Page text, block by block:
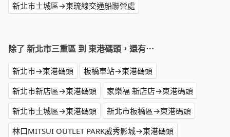
新北市土城區→東琉線交通船聯營處
除了 新北市三重區 到 東港碼頭，還有⋯
新北市→東港碼頭
板橋車站→東港碼頭
新北市新店區→東港碼頭
家樂福 新店店→東港碼頭
新北市土城區→東港碼頭
新北市板橋區→東港碼頭
林口MITSUI OUTLET PARK威秀影城→東港碼頭